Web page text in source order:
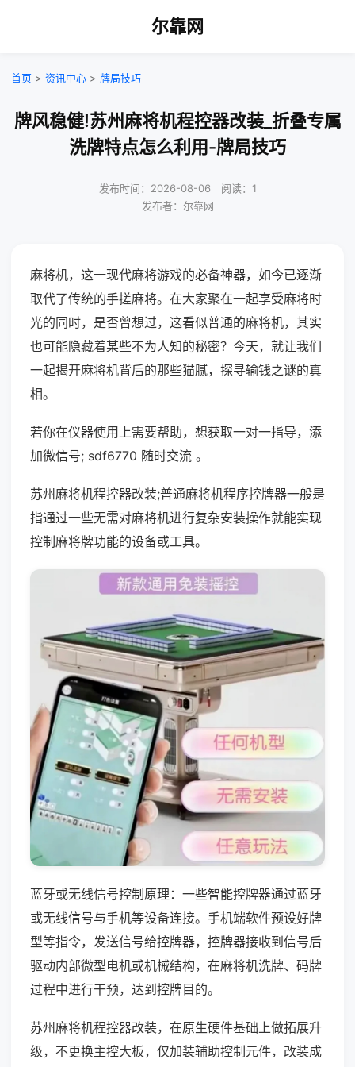
尔靠网
首页 > 资讯中心 > 牌局技巧
牌风稳健!苏州麻将机程控器改装_折叠专属
洗牌特点怎么利用-牌局技巧
发布时间：2026-08-06｜阅读：1
发布者：尔靠网
麻将机，这一现代麻将游戏的必备神器，如今已逐渐
取代了传统的手搓麻将。在大家聚在一起享受麻将时
光的同时，是否曾想过，这看似普通的麻将机，其实
也可能隐藏着某些不为人知的秘密？今天，就让我们
一起揭开麻将机背后的那些猫腻，探寻输钱之谜的真
相。
若你在仪器使用上需要帮助，想获取一对一指导，添
加微信号; sdf6770 随时交流 。
苏州麻将机程控器改装;普通麻将机程序控牌器一般是
指通过一些无需对麻将机进行复杂安装操作就能实现
控制麻将牌功能的设备或工具。
蓝牙或无线信号控制原理：一些智能控牌器通过蓝牙
或无线信号与手机等设备连接。手机端软件预设好牌
型等指令，发送信号给控牌器，控牌器接收到信号后
驱动内部微型电机或机械结构，在麻将机洗牌、码牌
过程中进行干预，达到控牌目的。
苏州麻将机程控器改装，在原生硬件基础上做拓展升
级，不更换主控大板，仅加装辅助控制元件，改装成